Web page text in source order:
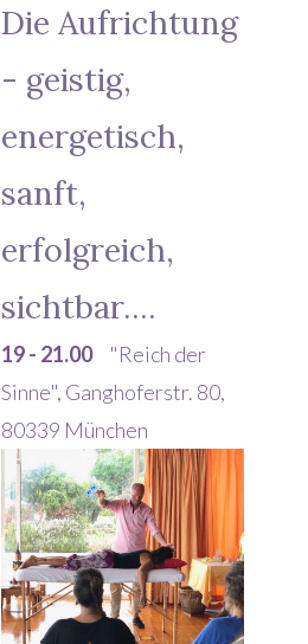
Die Aufrichtung
- geistig,
energetisch,
sanft,
erfolgreich,
sichtbar....
19 - 21.00
"Reich der
Sinne", Ganghoferstr. 80,
80339 München